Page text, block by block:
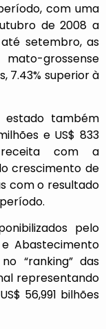
com uma
de 2008 a
setembro, as
grossense
7.43% superior à
também
e US$ 833
receita com a
crescimento de
com o resultado
pelo
Abastecimento
“ranking” das
representando
56,991 bilhões